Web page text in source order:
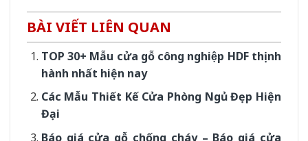
BÀI VIẾT LIÊN QUAN
TOP 30+ Mẫu cửa gỗ công nghiệp HDF thịnh
hành nhất hiện nay
Các Mẫu Thiết Kế Cửa Phòng Ngủ Đẹp Hiện
Đại
Báo giá cửa gỗ chống cháy – Báo giá cửa